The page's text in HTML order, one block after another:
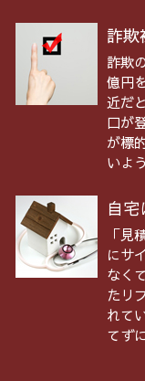
詐欺
詐欺
億円
近だ
口が
が標
いよ
自
「見
にサ
なく
たリ
れて
てず